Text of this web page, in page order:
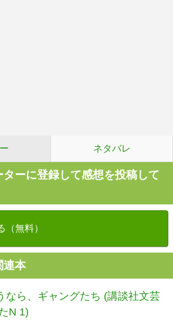
ネタバレ
ーに登録して感想を投稿して
（無料）
本
なら、ギャングたち (講談社文芸
N 1)